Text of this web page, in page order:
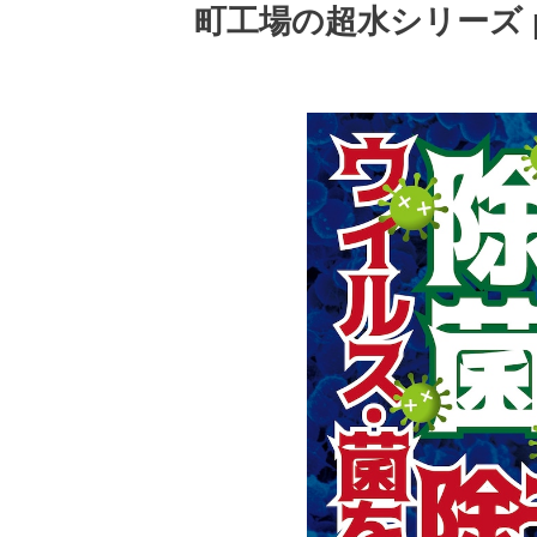
町工場の超水シリーズ